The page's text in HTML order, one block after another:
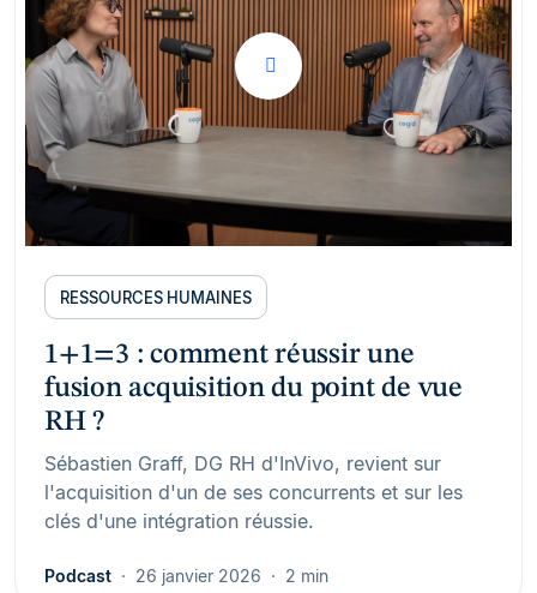
RESSOURCES HUMAINES
1+1=3 : comment réussir une
fusion acquisition du point de vue
RH ?
Sébastien Graff, DG RH d'InVivo, revient sur
l'acquisition d'un de ses concurrents et sur les
clés d'une intégration réussie.
Podcast 26 janvier 2026 2 min